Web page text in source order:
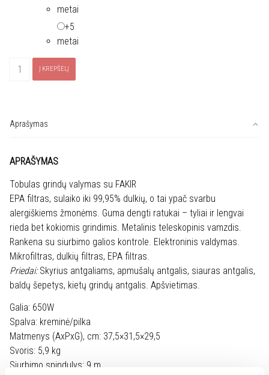
metai
+5
metai
produkto
Fakir
Į KREPŠELĮ
Aprašymas
APRAŠYMAS
Tobulas grindų valymas su FAKIR
EPA filtras, sulaiko iki 99,95% dulkių, o tai ypač svarbu
alergiškiems žmonėms. Guma dengti ratukai – tyliai ir lengvai
rieda bet kokiomis grindimis. Metalinis teleskopinis vamzdis.
Rankena su siurbimo galios kontrole. Elektroninis valdymas.
Mikrofiltras, dulkių filtras, EPA filtras.
Priedai:Skyrius antgaliams, apmušalų antgalis, siauras antgalis,
baldų šepetys, kietų grindų antgalis. Apšvietimas.
Galia: 650W
Spalva: kreminė/pilka
Matmenys (AxPxG), cm: 37,5×31,5×29,5
Svoris: 5,9 kg
Siurbimo spindulys: 9 m